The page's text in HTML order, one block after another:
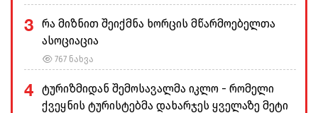
3
რა მიზნით შეიქმნა ხორცის მწარმოებელთა
ასოციაცია
767 ნახვა
4
ტურიზმიდან შემოსავალმა იკლო - რომელი
ქვეყნის ტურისტებმა დახარჯეს ყველაზე მეტი